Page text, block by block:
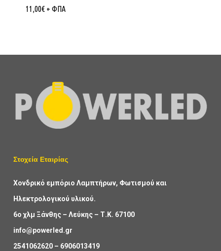
11,00€ + ΦΠΑ
Στοχεία Εταιρίας
Χονδρικό εμπόριο Λαμπτήρων, Φωτισμού και
Ηλεκτρολογικού υλικού.
6ο χλμ Ξάνθης – Λεύκης – Τ.Κ. 67100
info@powerled.gr
2541062620– 6906013419